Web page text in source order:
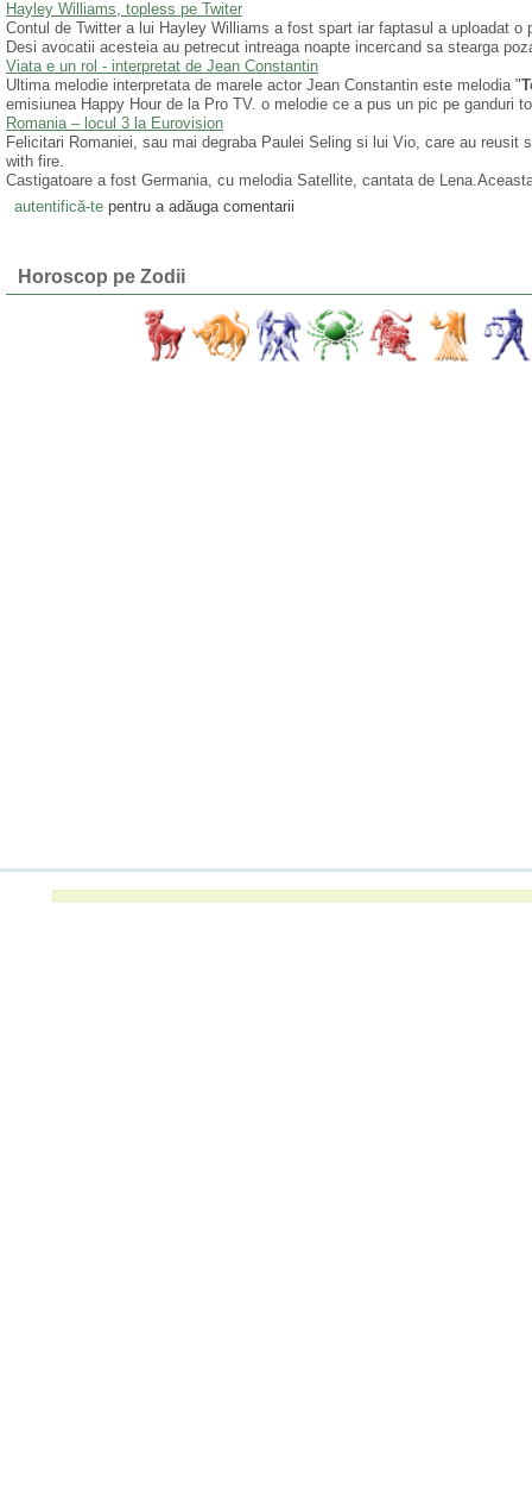
Hayley Williams, topless pe Twiter
Contul de Twitter a lui Hayley Williams a fost spart iar faptasul a uploadat
Desi avocatii acesteia au petrecut intreaga noapte incercand sa stearga
Viata e un rol - interpretat de Jean Constantin
Ultima melodie interpretata de marele actor Jean Constantin este melodia "
emisiunea Happy Hour de la Pro TV. o melodie ce a pus un pic pe ganduri
Romania – locul 3 la Eurovision
Felicitari Romaniei, sau mai degraba Paulei Seling si lui Vio, care au
with fire.
Castigatoare a fost Germania, cu melodia Satellite, cantata de
autentifică-tepentru a adăuga comentarii
Horoscop pe Zodii